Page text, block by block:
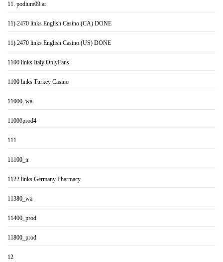
11. podium09.at
11) 2470 links English Casino (CA) DONE
11) 2470 links English Casino (US) DONE
1100 links Italy OnlyFans
1100 links Turkey Casino
11000_wa
11000prod4
111
11100_tr
1122 links Germany Pharmacy
11380_wa
11400_prod
11800_prod
12